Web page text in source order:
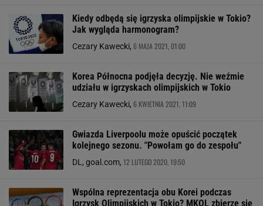
Kiedy odbędą się igrzyska olimpijskie w Tokio?
Jak wygląda harmonogram?
Cezary Kawecki, 6 MAJA 2021, 01:00
Korea Północna podjęła decyzję. Nie weźmie
udziału w igrzyskach olimpijskich w Tokio
Cezary Kawecki, 6 KWIETNIA 2021, 11:09
Gwiazda Liverpoolu może opuścić początek
kolejnego sezonu. "Powołam go do zespołu"
DL, goal.com, 12 LUTEGO 2020, 19:50
Wspólna reprezentacja obu Korei podczas
Igrzysk Olimpijskich w Tokio? MKOL zbierze się